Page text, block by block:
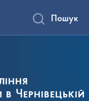
Чернівецькій
Пошук